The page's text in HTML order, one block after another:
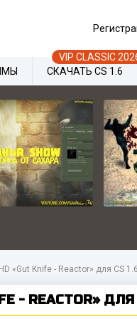
«Gut Knife - Reactor» для CS 1.6
- REACTOR» ДЛЯ
СКАЧАТЬ CS 1.6